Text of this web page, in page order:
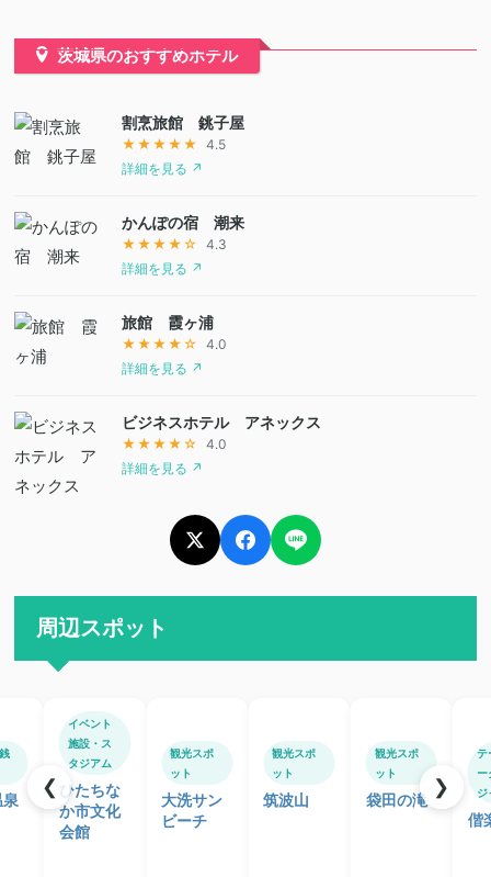
茨城県のおすすめホテル
割烹旅館 銚子屋
★★★★★
4.5
詳細を見る ↗
かんぽの宿 潮来
★★★★☆
4.3
詳細を見る ↗
旅館 霞ヶ浦
★★★★☆
4.0
詳細を見る ↗
ビジネスホテル アネックス
★★★★☆
4.0
詳細を見る ↗
周辺スポット
イベント
施設・ス
タジアム
ひたちな
か市文化
会館
観光スポ
ット
大洗サン
ビーチ
観光スポ
ット
筑波山
観光スポ
ット
袋田の滝
テ
ー
ジ
偕
❮ ❯